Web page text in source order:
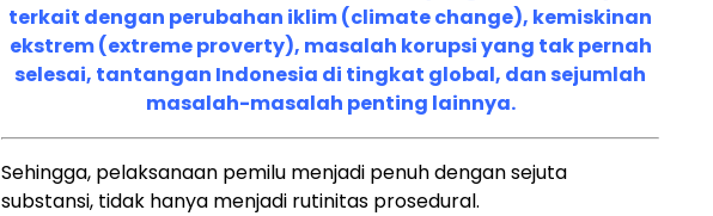
terkait dengan perubahan iklim (climate change), kemiskinan
ekstrem (extreme proverty), masalah korupsi yang tak pernah
selesai, tantangan Indonesia di tingkat global, dan sejumlah
masalah-masalah penting lainnya.
Sehingga, pelaksanaan pemilu menjadi penuh dengan sejuta
substansi, tidak hanya menjadi rutinitas prosedural.